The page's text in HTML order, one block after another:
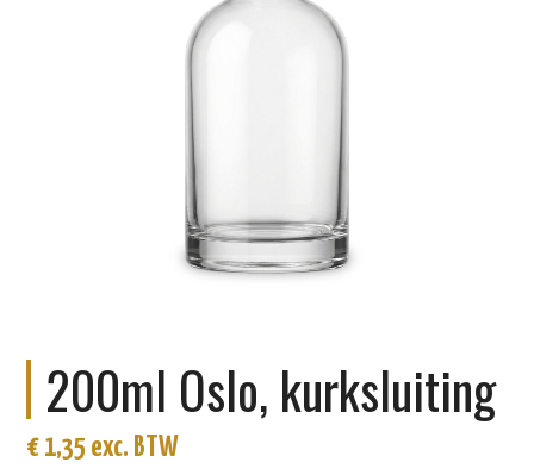
200ml Oslo, kurksluiting
€ 1,35 exc. BTW